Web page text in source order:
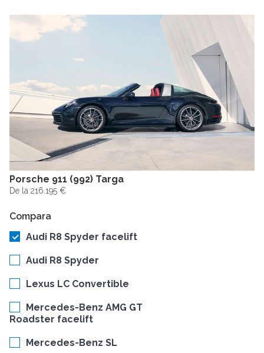
Porsche 911 (992) Targa
De la 216.195 €
Compara
Audi R8 Spyder facelift
Audi R8 Spyder
Lexus LC Convertible
Mercedes-Benz AMG GT
Roadster facelift
Mercedes-Benz SL